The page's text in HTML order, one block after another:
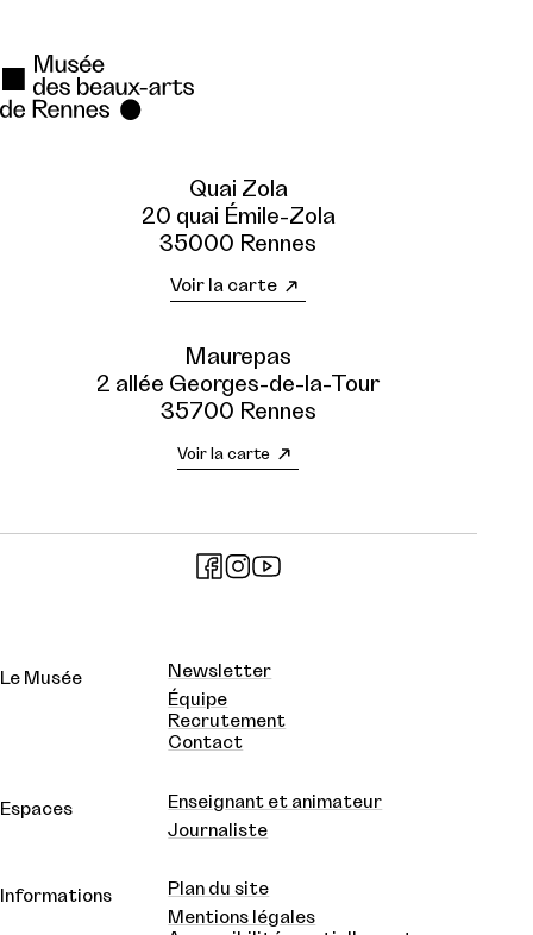
Quai Zola
20 quai Émile-Zola
35000 Rennes
Voir la carte
Maurepas
2 allée Georges-de-la-Tour
35700 Rennes
Voir la carte
Le Musée
Newsletter
Équipe
Recrutement
Contact
Espaces
Enseignant et animateur
Journaliste
Informations
Plan du site
Mentions légales